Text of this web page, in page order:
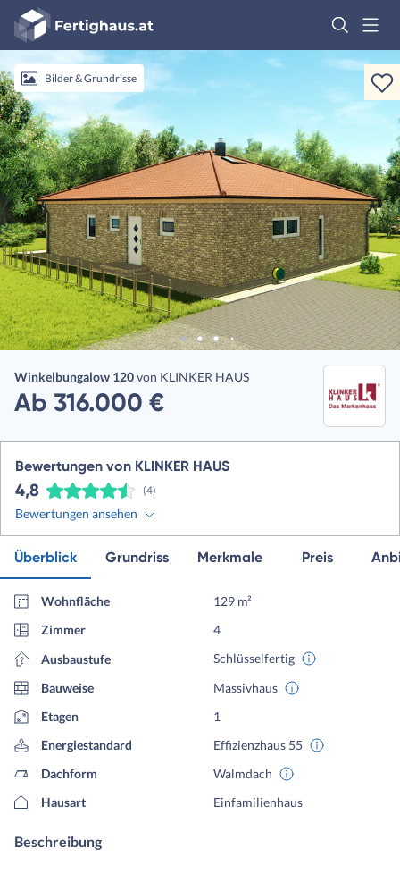
Fertighaus
Logo
AnmeldenBilder & Grundrisse
Winkelbungalow 120von KLINKER HAUS
Ab 316.000 €
Bewertungen von KLINKER HAUS
4,8 (4)
Bewertungen ansehen
Überblick Grundriss Merkmale Preis
Wohnfläche
129 m²
Zimmer
4
Ausbaustufe
Schlüsselfertig
Bauweise
Massivhaus
Etagen
1
Energiestandard
Effizienzhaus 55
Dachform
Walmdach
Hausart
Einfamilienhaus
Beschreibung